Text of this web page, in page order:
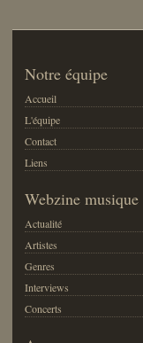
Notre équipe
Accueil
L'équipe
Contact
Liens
Webzine musique
Actualité
Artistes
Genres
Interviews
Concerts